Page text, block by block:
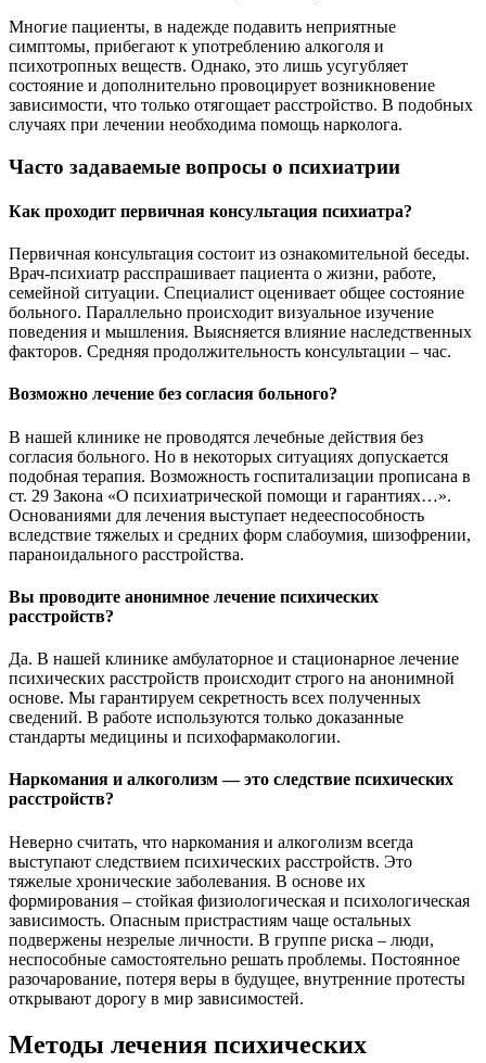
Многие пациенты, в надежде подавить неприятные
симптомы, прибегают к употреблению алкоголя и
психотропных веществ. Однако, это лишь усугубляет
состояние и дополнительно провоцирует возникновение
зависимости, что только отягощает расстройство. В подобных
случаях при лечении необходима помощь нарколога.
Часто задаваемые вопросы о психиатрии
Как проходит первичная консультация психиатра?
Первичная консультация состоит из ознакомительной беседы.
Врач-психиатр расспрашивает пациента о жизни, работе,
семейной ситуации. Специалист оценивает общее состояние
больного. Параллельно происходит визуальное изучение
поведения и мышления. Выясняется влияние наследственных
факторов. Средняя продолжительность консультации – час.
Возможно лечение без согласия больного?
В нашей клинике не проводятся лечебные действия без
согласия больного. Но в некоторых ситуациях допускается
подобная терапия. Возможность госпитализации прописана в
ст. 29 Закона «О психиатрической помощи и гарантиях…».
Основаниями для лечения выступает недееспособность
вследствие тяжелых и средних форм слабоумия, шизофрении,
параноидального расстройства.
Вы проводите анонимное лечение психических
расстройств?
Да. В нашей клинике амбулаторное и стационарное лечение
психических расстройств происходит строго на анонимной
основе. Мы гарантируем секретность всех полученных
сведений. В работе используются только доказанные
стандарты медицины и психофармакологии.
Наркомания и алкоголизм — это следствие психических
расстройств?
Неверно считать, что наркомания и алкоголизм всегда
выступают следствием психических расстройств. Это
тяжелые хронические заболевания. В основе их
формирования – стойкая физиологическая и психологическая
зависимость. Опасным пристрастиям чаще остальных
подвержены незрелые личности. В группе риска – люди,
неспособные самостоятельно решать проблемы. Постоянное
разочарование, потеря веры в будущее, внутренние протесты
открывают дорогу в мир зависимостей.
Методы лечения психических